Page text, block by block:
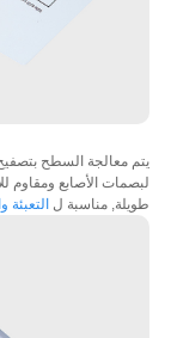
معالجة السطح بتصفيح غير
الأصابع ومقاوم
مناسبة لالتعبئة